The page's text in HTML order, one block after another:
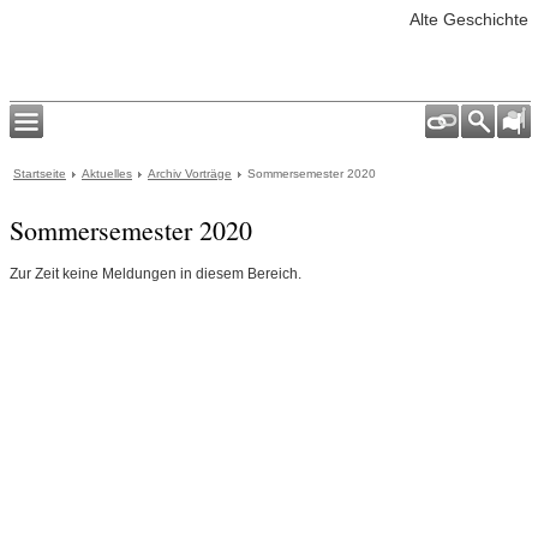
Alte Geschichte
Startseite Aktuelles Archiv Vorträge Sommersemester 2020
Sommersemester 2020
Zur Zeit keine Meldungen in diesem Bereich.